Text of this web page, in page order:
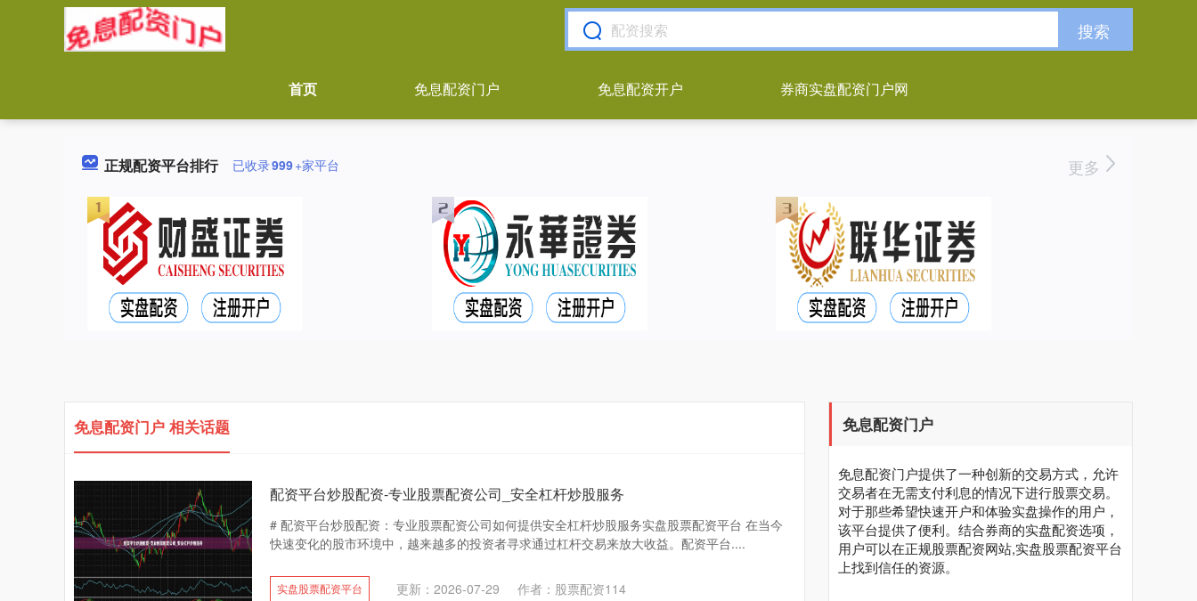
搜索
首页 免息配资门户 免息配资开户 券商实盘配资门户网
正规配资平台排行 已收录999+家平台 更多
免息配资门户 相关话题
配资平台炒股配资-专业股票配资公司_安全杠杆炒股服务
# 配资平台炒股配资：专业股票配资公司如何提供安全杠杆炒股服务实盘股票配资平台 在当今
快速变化的股市环境中，越来越多的投资者寻求通过杠杆交易来放大收益。配资平台....
实盘股票配资平台 更新：2026-07-29
作者：股票配资114
免息配资门户
免息配资门户提供了一种创新的交易方式，允许
交易者在无需支付利息的情况下进行股票交易。
对于那些希望快速开户和体验实盘操作的用户，
该平台提供了便利。结合券商的实盘配资选项，
用户可以在正规股票配资网站,实盘股票配资平台
上找到信任的资源。